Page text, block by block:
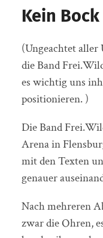
Kein
(Ungeachtet
die Band
es wichtig uns
positionieren. )
Die Band
Arena in
mit den Texten
genauer
Nach mehreren
zwar die Ohren,